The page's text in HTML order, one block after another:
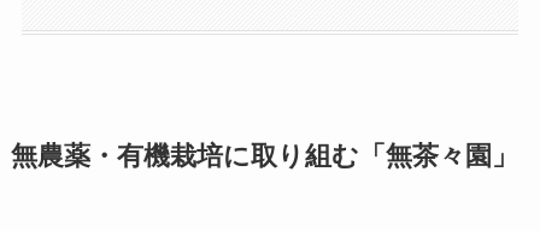
無農薬・有機栽培に取り組む「無茶々園」